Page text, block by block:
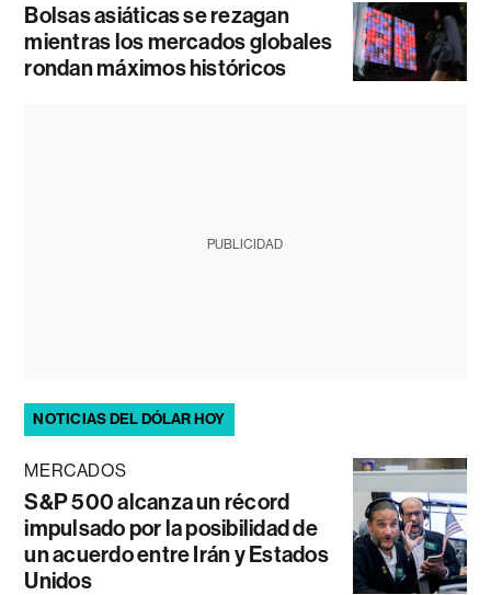
Bolsas asiáticas se rezagan
mientras los mercados globales
rondan máximos históricos
PUBLICIDAD
NOTICIAS DEL DÓLAR HOY
MERCADOS
S&P 500 alcanza un récord
impulsado por la posibilidad de
un acuerdo entre Irán y Estados
Unidos